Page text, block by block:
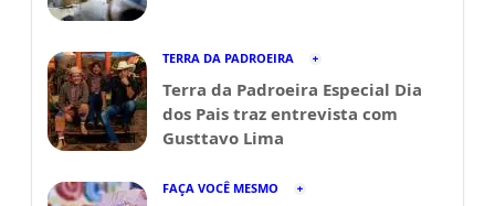
TERRA DA PADROEIRA
Terra da Padroeira Especial Dia
dos Pais traz entrevista com
Gusttavo Lima
FAÇA VOCÊ MESMO